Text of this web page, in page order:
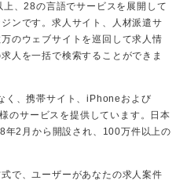
、28の言語でサービスを展開して
ンです。求人サイト、人材派遣サ
のウェブサイトを巡回して求人情
人を一括で検索することができま
く、携帯サイト、iPhoneおよび
のサービスを提供しています。日本
年2月から開設され、100万件以上の
で、ユーザーがあなたの求人案件